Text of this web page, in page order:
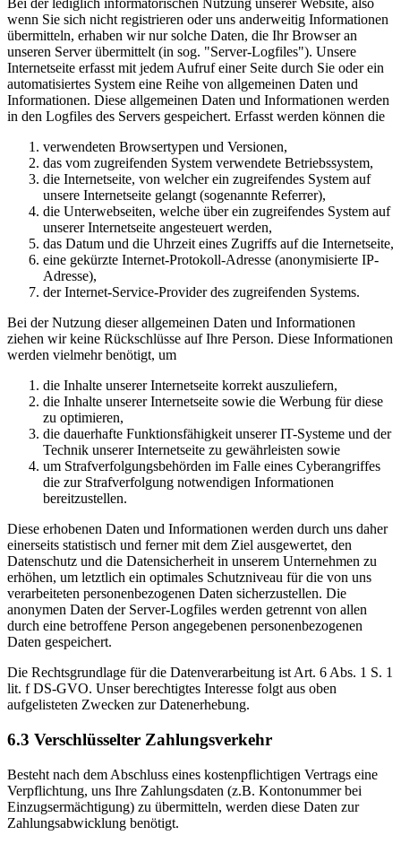
Bei der lediglich informatorischen Nutzung unserer Website, also
wenn Sie sich nicht registrieren oder uns anderweitig Informationen
übermitteln, erhaben wir nur solche Daten, die Ihr Browser an
unseren Server übermittelt (in sog. "Server-Logfiles"). Unsere
Internetseite erfasst mit jedem Aufruf einer Seite durch Sie oder ein
automatisiertes System eine Reihe von allgemeinen Daten und
Informationen. Diese allgemeinen Daten und Informationen werden
in den Logfiles des Servers gespeichert. Erfasst werden können die
verwendeten Browsertypen und Versionen,
das vom zugreifenden System verwendete Betriebssystem,
die Internetseite, von welcher ein zugreifendes System auf
unsere Internetseite gelangt (sogenannte Referrer),
die Unterwebseiten, welche über ein zugreifendes System auf
unserer Internetseite angesteuert werden,
das Datum und die Uhrzeit eines Zugriffs auf die Internetseite,
eine gekürzte Internet-Protokoll-Adresse (anonymisierte IP-
Adresse),
der Internet-Service-Provider des zugreifenden Systems.
Bei der Nutzung dieser allgemeinen Daten und Informationen
ziehen wir keine Rückschlüsse auf Ihre Person. Diese Informationen
werden vielmehr benötigt, um
die Inhalte unserer Internetseite korrekt auszuliefern,
die Inhalte unserer Internetseite sowie die Werbung für diese
zu optimieren,
die dauerhafte Funktionsfähigkeit unserer IT-Systeme und der
Technik unserer Internetseite zu gewährleisten sowie
um Strafverfolgungsbehörden im Falle eines Cyberangriffes
die zur Strafverfolgung notwendigen Informationen
bereitzustellen.
Diese erhobenen Daten und Informationen werden durch uns daher
einerseits statistisch und ferner mit dem Ziel ausgewertet, den
Datenschutz und die Datensicherheit in unserem Unternehmen zu
erhöhen, um letztlich ein optimales Schutzniveau für die von uns
verarbeiteten personenbezogenen Daten sicherzustellen. Die
anonymen Daten der Server-Logfiles werden getrennt von allen
durch eine betroffene Person angegebenen personenbezogenen
Daten gespeichert.
Die Rechtsgrundlage für die Datenverarbeitung ist Art. 6 Abs. 1 S. 1
lit. f DS-GVO. Unser berechtigtes Interesse folgt aus oben
aufgelisteten Zwecken zur Datenerhebung.
6.3 Verschlüsselter Zahlungsverkehr
Besteht nach dem Abschluss eines kostenpflichtigen Vertrags eine
Verpflichtung, uns Ihre Zahlungsdaten (z.B. Kontonummer bei
Einzugsermächtigung) zu übermitteln, werden diese Daten zur
Zahlungsabwicklung benötigt.